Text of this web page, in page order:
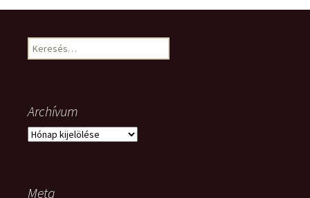
Keresés:
Archívum
Archívum
Meta